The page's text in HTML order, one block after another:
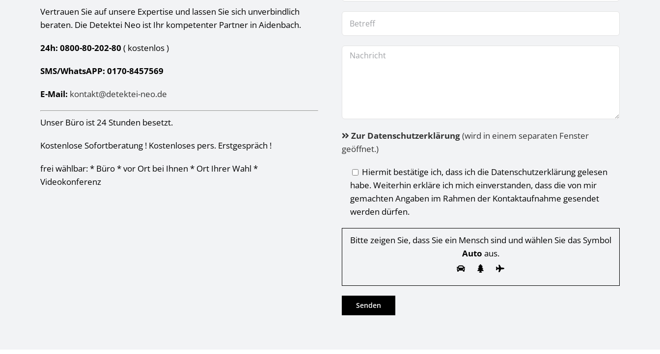
Vertrauen Sie auf unsere Expertise und lassen Sie sich unverbindlich
beraten. Die Detektei Neo ist Ihr kompetenter Partner in Aidenbach.
24h: 0800-80-202-80 ( kostenlos)
SMS/WhatsAPP: 0170-8457569
E-Mail: kontakt@detektei-neo.de
Unser Büro ist 24 Stunden besetzt.
Kostenlose Sofortberatung ! Kostenloses pers. Erstgespräch !
frei wählbar: * Büro * vor Ort bei Ihnen * Ort Ihrer Wahl *
Videokonferenz
Zur Datenschutzerklärung(wird in einem separaten Fenster
geöffnet.)
Hiermit bestätige ich, dass ich die Datenschutzerklärung gelesen
habe. Weiterhin erkläre ich mich einverstanden, dass die von mir
gemachten Angaben im Rahmen der Kontaktaufnahme gesendet
werden dürfen.
Bitte zeigen Sie, dass Sie ein Mensch sind und wählen Sie das Symbol
Auto aus.